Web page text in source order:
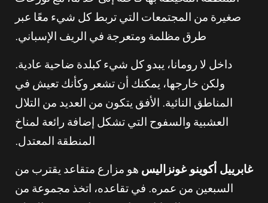
صغيرة من المجتمعات التي تربط كل شيء معًا عبر
طرق مظلمة ومتعرجة في الريف الإسباني.
داخل لا رومانا، يبدو كل شيء كبلدة ضاحية عادية.
ولكن خارجها، يمكنك أن تشعر وكأنك تعيش في
المناطق النائية. الأفق يتكون من العديد من التلال
العشبية والسفوح التي تشكل إضافة رائعة لمناخ
المنطقة المعتدل.
غابرييل أكوينو غونزاليس هو مزارع متقاعد يقترب من
السبعين من عمره. في تقاعده، اتخذ مجموعة من